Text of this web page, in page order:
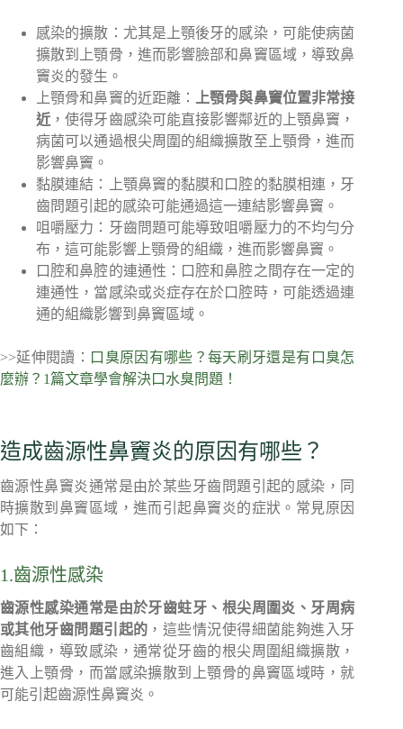
感染的擴散：尤其是上顎後牙的感染，可能使病菌
擴散到上顎骨，進而影響臉部和鼻竇區域，導致鼻
竇炎的發生。
上顎骨和鼻竇的近距離：
上顎骨與鼻竇位置非常接
近 ，使得牙齒感染可能直接影響鄰近的上顎鼻竇，
病菌可以通過根尖周圍的組織擴散至上顎骨，進而
影響鼻竇。
黏膜連結：上顎鼻竇的黏膜和口腔的黏膜相連，牙
齒問題引起的感染可能通過這一連結影響鼻竇。
咀嚼壓力：牙齒問題可能導致咀嚼壓力的不均勻分
布，這可能影響上顎骨的組織，進而影響鼻竇。
口腔和鼻腔的連通性：口腔和鼻腔之間存在一定的
連通性，當感染或炎症存在於口腔時，可能透過連
通的組織影響到鼻竇區域。
>>延伸閱讀： 口臭原因有哪些？每天刷牙還是有口臭怎
麼辦？1篇文章學會解決口水臭問題！
造成齒源性鼻竇炎的原因有哪些？
齒源性鼻竇炎通常是由於某些牙齒問題引起的感染，同
時擴散到鼻竇區域，進而引起鼻竇炎的症狀。常見原因
如下：
1.齒源性感染
齒源性感染通常是由於牙齒蛀牙、根尖周圍炎、牙周病
或其他牙齒問題引起的 ，這些情況使得細菌能夠進入牙
齒組織，導致感染，通常從牙齒的根尖周圍組織擴散，
進入上顎骨，而當感染擴散到上顎骨的鼻竇區域時，就
可能引起齒源性鼻竇炎。